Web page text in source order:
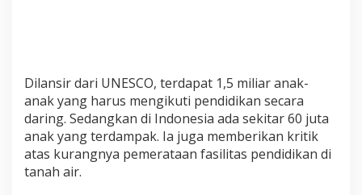
t
i
s
i
p
Dilansir dari UNESCO, terdapat 1,5 miliar anak-
anak yang harus mengikuti pendidikan secara
daring. Sedangkan di Indonesia ada sekitar 60 juta
anak yang terdampak. Ia juga memberikan kritik
atas kurangnya pemerataan fasilitas pendidikan di
tanah air.